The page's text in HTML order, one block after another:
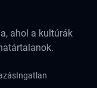
ahol a kultúrák
Ingatlan